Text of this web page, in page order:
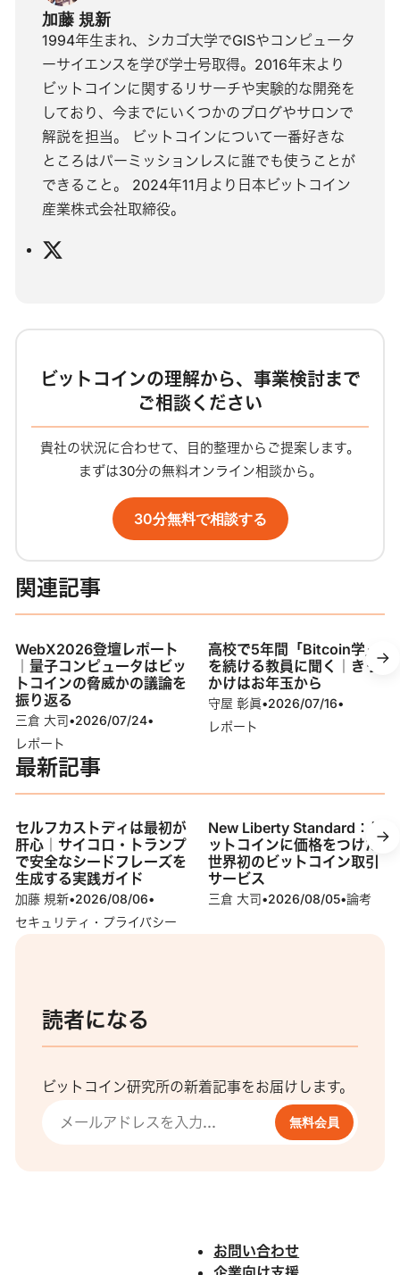
加藤 規新
1994年生まれ、シカゴ大学でGISやコンピュータ
ーサイエンスを学び学士号取得。2016年末より
ビットコインに関するリサーチや実験的な開発を
しており、今までにいくつかのブログやサロンで
解説を担当。 ビットコインについて一番好きな
ところはパーミッションレスに誰でも使うことが
できること。 2024年11月より日本ビットコイン
産業株式会社取締役。
ビットコインの理解から、事業検討まで
ご相談ください
貴社の状況に合わせて、目的整理からご提案します。
まずは30分の無料オンライン相談から。
30分無料で相談する
関連記事
WebX2026登壇レポート
｜量子コンピュータはビッ
トコインの脅威かの議論を
振り返る
三倉 大司•2026/07/24•
レポート
高校で5年間「Bitcoin学」
を続ける教員に聞く｜きっ
かけはお年玉から
守屋 彰眞•2026/07/16•
レポート
最新記事
セルフカストディは最初が
肝心｜サイコロ・トランプ
で安全なシードフレーズを
生成する実践ガイド
加藤 規新•2026/08/06•
セキュリティ・プライバシー
New Liberty Standard：ビ
ットコインに価格をつけた
世界初のビットコイン取引
サービス
三倉 大司•2026/08/05•論考
読者になる
ビットコイン研究所の新着記事をお届けします。
無料会員
お問い合わせ